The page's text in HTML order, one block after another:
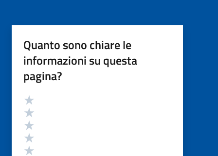
Quanto sono chiare le
informazioni su questa
pagina?
Valutazione